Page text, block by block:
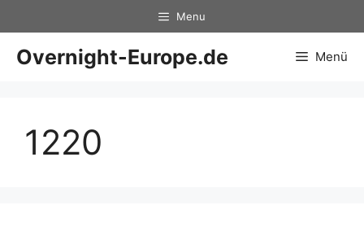
Inhalt
springen
Menu
Overnight-Europe.de Menü
1220